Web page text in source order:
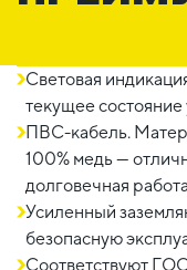
Световая
текущее
ПВС-кабель.
100% медь —
долговечная
Усиленный
безопасную
Соответствуют